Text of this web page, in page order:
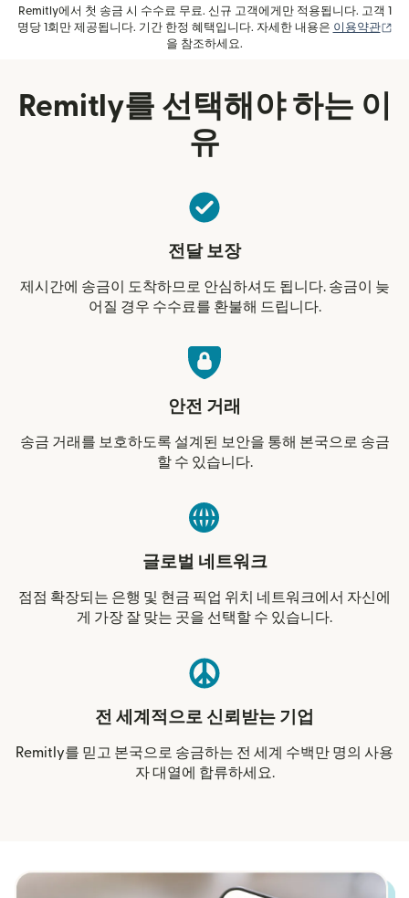
Remitly에서 첫 송금 시 수수료 무료. 신규 고객에게만 적용됩니다. 고객 1
명당 1회만 제공됩니다. 기간 한정 혜택입니다. 자세한 내용은 이용약관
(새
을 참조하세요.
Remitly를 선택해야 하는 이
유
전달 보장
제시간에 송금이 도착하므로 안심하셔도 됩니다. 송금이 늦
어질 경우 수수료를 환불해 드립니다.
안전 거래
송금 거래를 보호하도록 설계된 보안을 통해 본국으로 송금
할 수 있습니다.
글로벌 네트워크
점점 확장되는 은행 및 현금 픽업 위치 네트워크에서 자신에
게 가장 잘 맞는 곳을 선택할 수 있습니다.
전 세계적으로 신뢰받는 기업
Remitly를 믿고 본국으로 송금하는 전 세계 수백만 명의 사용
자 대열에 합류하세요.